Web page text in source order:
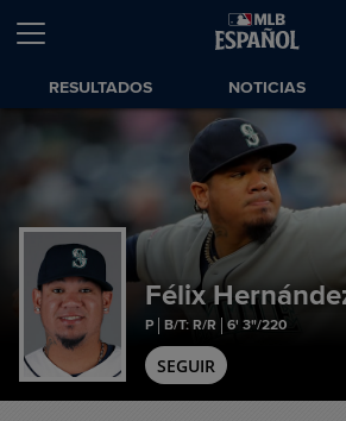
RESULTADOS NOTICIAS
Félix
P B/T: R/R 6' 3"/220
SEGUIR